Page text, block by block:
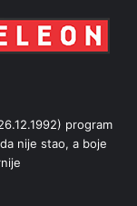
program
nije stao, a boje